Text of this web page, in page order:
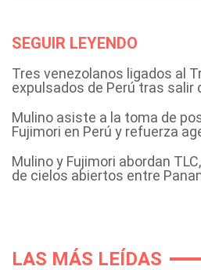
SEGUIR LEYENDO
Tres venezolanos ligados al
expulsados de Perú tras salir
Mulino asiste a la toma de
Fujimori en Perú y refuerza
Mulino y Fujimori abordan
de cielos abiertos entre
LAS MÁS LEÍDAS